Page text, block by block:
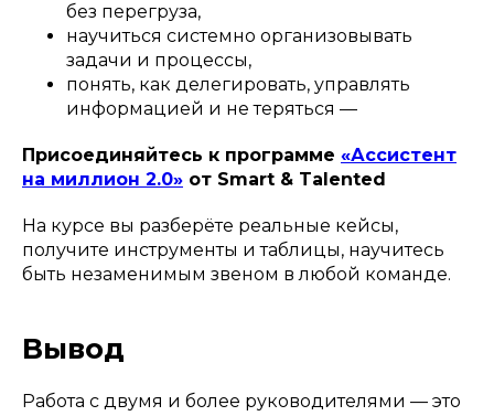
без перегруза,
научиться системно организовывать
задачи и процессы,
понять, как делегировать, управлять
информацией и не теряться —
Присоединяйтесь к программе «Ассистент
на миллион 2.0» от Smart & Talented
На курсе вы разберёте реальные кейсы,
получите инструменты и таблицы, научитесь
быть незаменимым звеном в любой команде.
Вывод
Работа с двумя и более руководителями — это